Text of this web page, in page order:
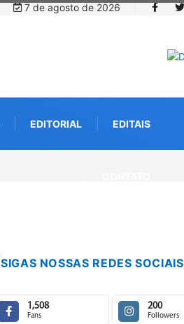
7 de agosto de 2026
EDITORIAL EDITAIS
SIGAS NOSSAS REDES SOCIAIS
1,508
Fans
200
Followers